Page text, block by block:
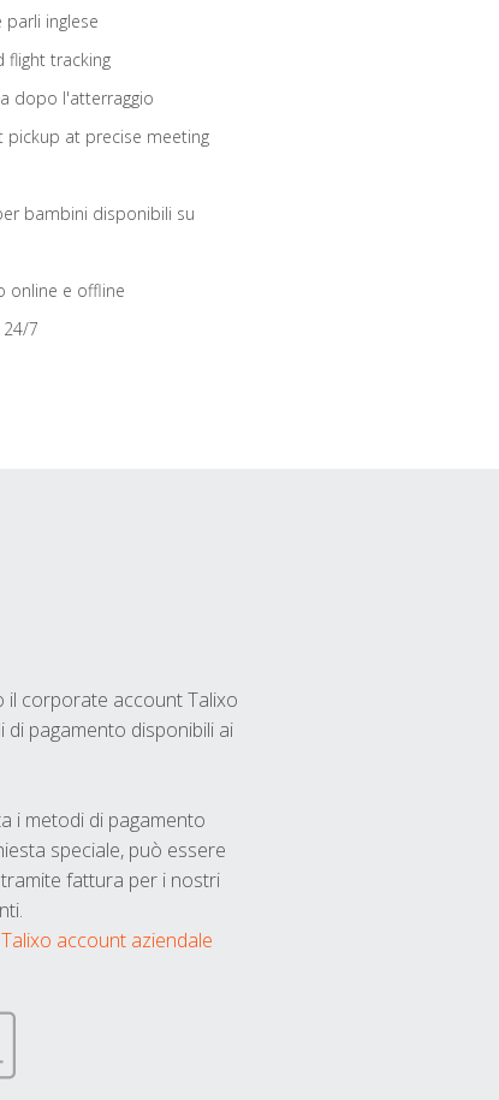
parli inglese
flight tracking
dopo l'atterraggio
pickup at precise meeting
bambini disponibili su
online e offline
7
il corporate account Talixo
pagamento disponibili ai
i metodi di pagamento
speciale, può essere
fattura per i nostri
Talixo account aziendale